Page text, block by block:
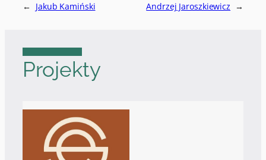
← Jakub Kamiński Andrzej Jaroszkiewicz →
Projekty